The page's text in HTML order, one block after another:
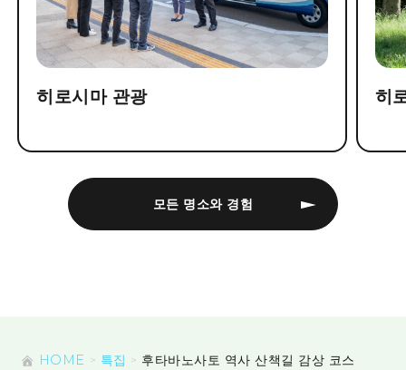
모든 명소와 경험
히로시마 관광 히
HOME 특집 후타바노사토 역사 산책길 감상 코스